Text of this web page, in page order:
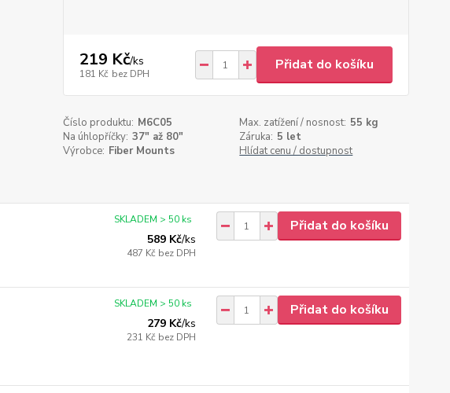
219 Kč/ks
181 Kč bez DPH
Přidat do košíku
Číslo produktu: M6C05 Max. zatížení / nosnost: 55 kg
Na úhlopříčky: 37" až 80" Záruka: 5 let
Výrobce: Fiber Mounts Hlídat cenu / dostupnost
589 Kč/ks
487 Kč bez DPH
SKLADEM > 50 ks Přidat do košíku
279 Kč/ks
231 Kč bez DPH
SKLADEM > 50 ks Přidat do košíku